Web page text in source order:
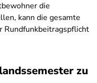
die
kann die gesamte
Rundfunkbeitragspflicht
zu